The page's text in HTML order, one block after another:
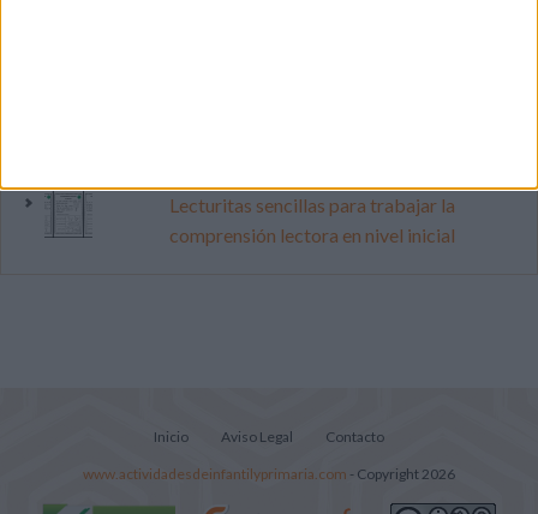
Lecturitas sencillas para trabajar la
comprensión lectora en nivel inicial
Inicio Aviso Legal Contacto
www.actividadesdeinfantilyprimaria.com - Copyright 2026